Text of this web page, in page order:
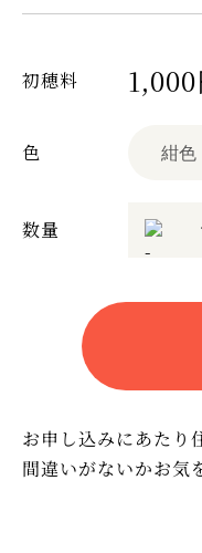
初穂料
色
数量
お申し込みにあたり
間違いがないかお気